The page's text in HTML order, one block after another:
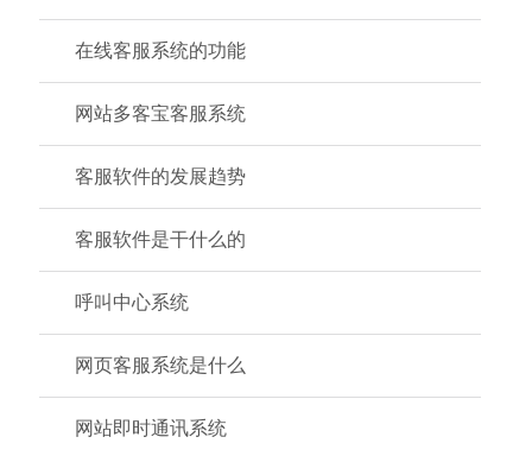
在线客服系统的功能
网站多客宝客服系统
客服软件的发展趋势
客服软件是干什么的
呼叫中心系统
网页客服系统是什么
网站即时通讯系统